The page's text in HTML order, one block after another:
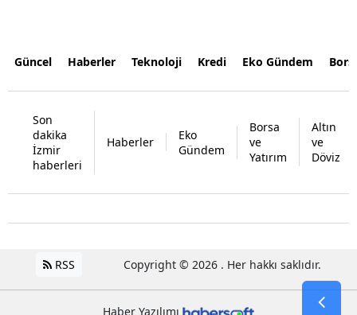
Güncel Haberler Teknoloji Kredi Eko Gündem
Son
dakika
İzmir
haberleri
Haberler
Eko
Gündem
Borsa
ve
Yatırım
Altın
ve
Döviz
RSS Copyright © 2026 . Her hakkı saklıdır.
Haber Yazılımı